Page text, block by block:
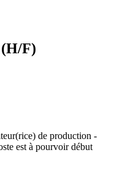
F)
de production -
est à pourvoir début